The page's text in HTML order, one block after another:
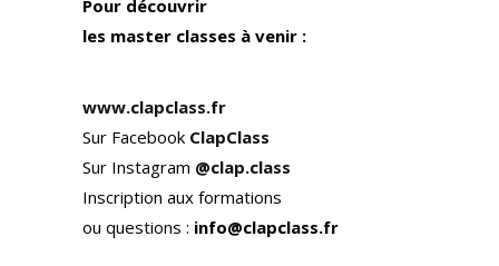
Pour découvrir
les master classes à venir :
www.clapclass.fr
Sur Facebook ClapClass
Sur Instagram @clap.class
Inscription aux formations
ou questions : info@clapclass.fr